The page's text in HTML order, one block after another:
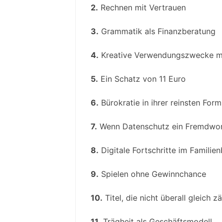
2. Rechnen mit Vertrauen
3. Grammatik als Finanzberatung
4. Kreative Verwendungszwecke
5. Ein Schatz von 11 Euro
6. Bürokratie in ihrer reinsten Form
7. Wenn Datenschutz ein
8. Digitale Fortschritte im
9. Spielen ohne Gewinnchance
10. Titel, die nicht überall gleich